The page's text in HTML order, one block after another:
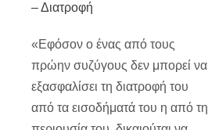
– Διατροφή
«Εφόσον ο ένας από τους
πρώην συζύγους δεν μπορεί να
εξασφαλίσει τη διατροφή του
από τα εισοδήματά του η από τη